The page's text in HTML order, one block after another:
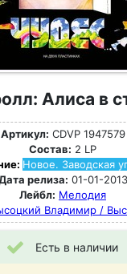
Алиса в
Артикул: CDVP 1947579
Состав: 2 LP
Новое. Заводская
релиза: 01-01-2013
Лейбл: Мелодия
Владимир /
Есть в наличии